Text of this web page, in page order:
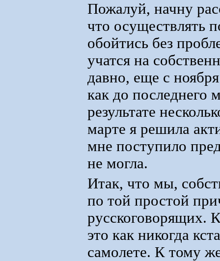
Пожалуй, начну
что осуществлять
обойтись без
учатся на
давно, еще с
как до последнего
результате
марте я решила
мне поступило
не могла.
Итак, что мы,
по той простой
русскоговорящих.
это как никогда
самолете. К тому